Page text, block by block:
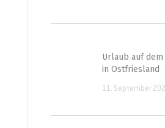
Urlaub auf
in Ostfriesland
11. September